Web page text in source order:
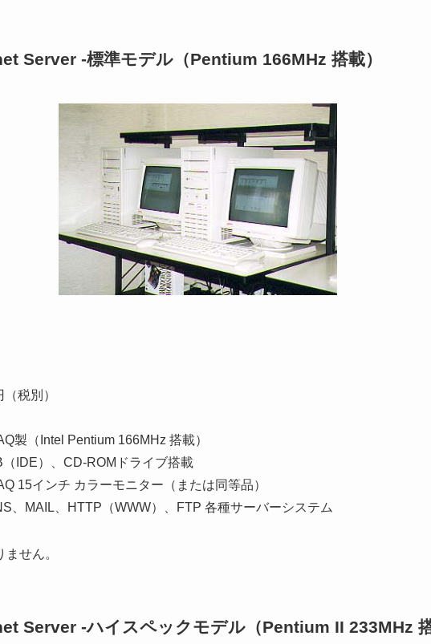
Server -標準モデル（Pentium 166MHz 搭載）
（税別）
製（Intel Pentium 166MHz 搭載）
（IDE）、CD-ROMドライブ搭載
15インチ カラーモニター（または同等品）
、MAIL、HTTP（WWW）、FTP 各種サーバーシステム
せん。
Server -ハイスペックモデル（Pentium II 233MHz 搭